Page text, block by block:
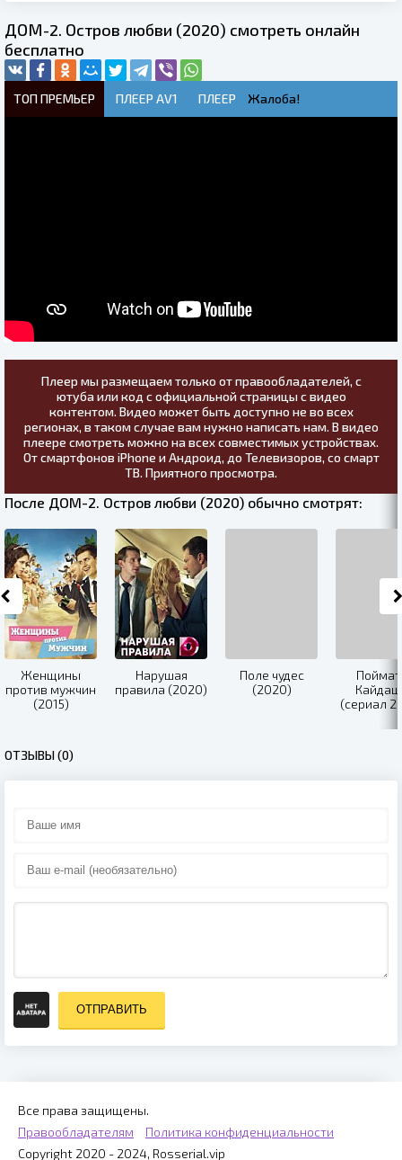
ДОМ-2. Остров любви (2020) смотреть онлайн
бесплатно
ТОП ПРЕМЬЕР ПЛЕЕР AV1 ПЛЕЕР Жалоба!
Плеер мы размещаем только от правообладателей, с
ютуба или код с официальной страницы с видео
контентом. Видео может быть доступно не во всех
регионах, в таком случае вам нужно написать нам. В видео
плеере смотреть можно на всех совместимых устройствах.
От смартфонов iPhone и Андроид, до Телевизоров, со смарт
ТВ. Приятного просмотра.
После ДОМ-2. Остров любви (2020) обычно смотрят:
Женщины
против мужчин
(2015)
Нарушая
правила (2020)
Поле чудес
(2020)
(сериал
ОТЗЫВЫ (0)
ОТПРАВИТЬ
Все права защищены.
Правообладателям
Политика конфиденциальности
Copyright 2020 - 2024, Rosserial.vip